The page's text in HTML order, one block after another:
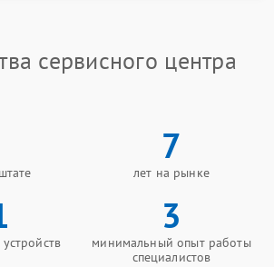
сервисного центра
7
лет на рынке
3
минимальный опыт работы
специалистов